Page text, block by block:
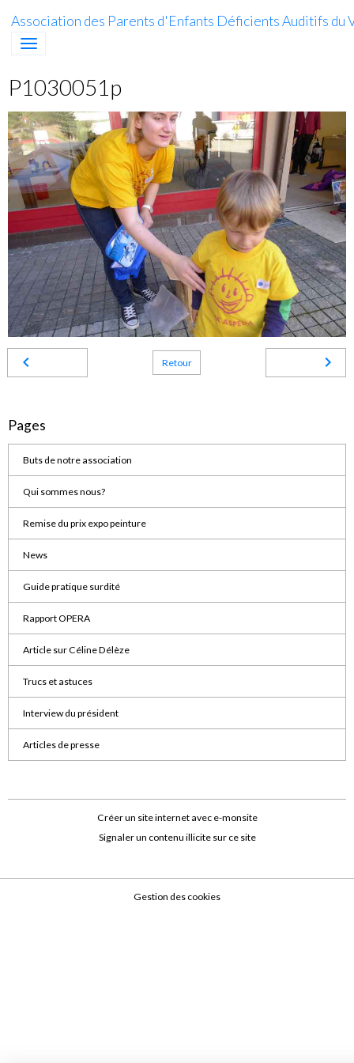
Association des Parents d'Enfants Déficients Auditifs du
P1030051p
Retour
Pages
Buts de notre association
Qui sommes nous?
Remise du prix expo peinture
News
Guide pratique surdité
Rapport OPERA
Article sur Céline Délèze
Trucs et astuces
Interview du président
Articles de presse
Créer un site internet avec e-monsite
Signaler un contenu illicite sur ce site
Gestion des cookies